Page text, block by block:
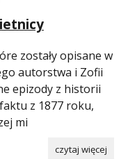
zostały opisane w
autorstwa i Zofii
epizody z historii
z 1877 roku,
mi
czytaj więcej